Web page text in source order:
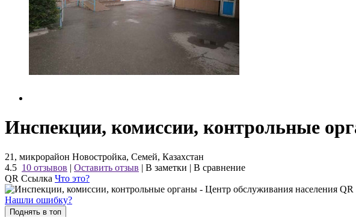
Инспекции, комиссии, контрольные
21, микрорайон Новостройка, Семей, Казахстан
4.5 10 отзывов | Оставить отзыв | В заметки | В сравнение
QR Ссылка Что это?
Нашли ошибку?
Поднять в топ